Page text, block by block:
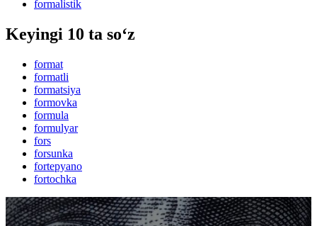
formalistik
Keyingi 10 ta so‘z
format
formatli
formatsiya
formovka
formula
formulyar
fors
forsunka
fortepyano
fortochka